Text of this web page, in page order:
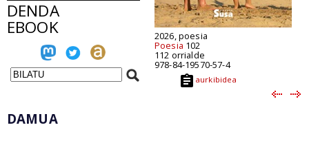
DENDA
EBOOK 2026, poesia
Poesia 102
112 orrialde
978-84-19570-57-4
aurkibidea
DAMUA